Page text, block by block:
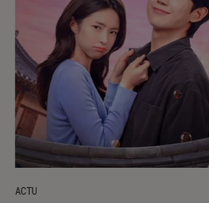
ACTU